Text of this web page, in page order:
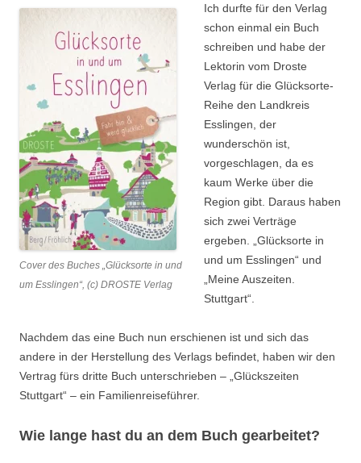
Cover des Buches „Glücksorte in und
um Esslingen“, (c) DROSTE Verlag
Ich durfte für den Verlag
schon einmal ein Buch
schreiben und habe der
Lektorin vom Droste
Verlag für die Glücksorte-
Reihe den Landkreis
Esslingen, der
wunderschön ist,
vorgeschlagen, da es
kaum Werke über die
Region gibt. Daraus haben
sich zwei Verträge
ergeben. „Glücksorte in
und um Esslingen“ und
„Meine Auszeiten.
Stuttgart“.
Nachdem das eine Buch nun erschienen ist und sich das
andere in der Herstellung des Verlags befindet, haben wir den
Vertrag fürs dritte Buch unterschrieben – „Glückszeiten
Stuttgart“ – ein Familienreiseführer.
Wie lange hast du an dem Buch gearbeitet?